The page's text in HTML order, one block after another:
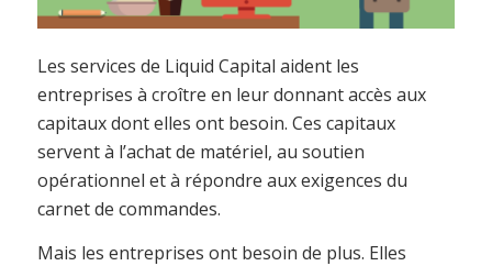
Les services de Liquid Capital aident les
entreprises à croître en leur donnant accès aux
capitaux dont elles ont besoin. Ces capitaux
servent à l’achat de matériel, au soutien
opérationnel et à répondre aux exigences du
carnet de commandes.
Mais les entreprises ont besoin de plus. Elles